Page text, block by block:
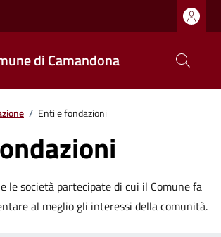
di Camandona
/ Enti e fondazioni
le società partecipate di cui il Comune fa
al meglio gli interessi della comunità.